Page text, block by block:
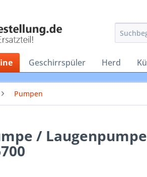
Geschirrspüler Herd
Pumpen
/